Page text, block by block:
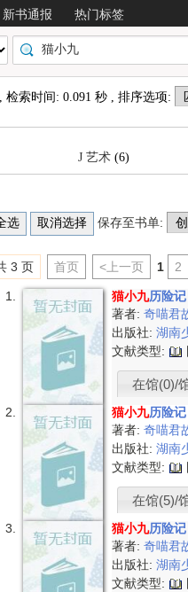
新书通报 热门标签
检索时间: 0.091 秒 , 排序选项:
J 艺术(6)
保存至书单:
3 页 首页 <上一页 1 2
1. 猫小九历险记
著者:奇喵君
出版社:湖南
文献类型:
在馆(0)/
2. 猫小九历险
著者:奇喵君
出版社:湖南
文献类型:
在馆(5)/
3. 猫小九历险
著者:奇喵君
出版社:湖南
文献类型: